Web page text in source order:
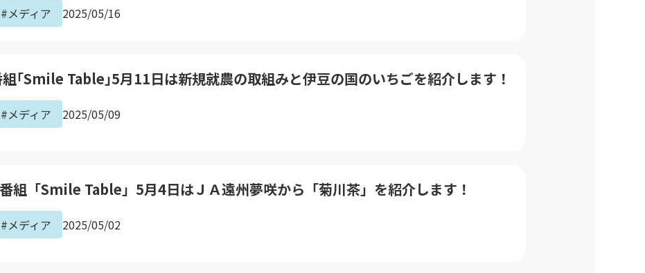
#メディア 2025/05/16
｢Smile Table｣5月11日は新規就農の取組みと伊豆の国のいちごを紹介します！
#メディア 2025/05/09
組「Smile Table」5月4日はＪＡ遠州夢咲から「菊川茶」を紹介します！
#メディア 2025/05/02